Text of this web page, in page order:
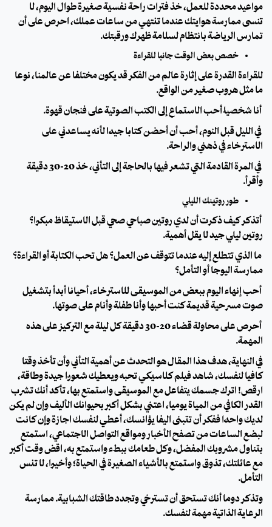
مواعيد محددة للعمل، خذ فترات راحة نفسية صغيرة طوال اليوم، لا
تنسى ممارسة هوايتك عندما تنتهي من ساعات عملك، احرص على أن
تمارس الرياضة بانتظام لسلامة ظهرك ورقبتك.
خصص بعض الوقت جانبًا للقراءة
للقراءة القدرة على إثارة عالم من الفكر قد يكون مختلفًا عن عالمنا، نوعًا
ما مثل هروب صغير من الواقع.
أنا شخصياً أحب الاستماع إلى الكتب الصوتية على فنجان قهوة.
في الليل قبل النوم، أحب أن أحضن كتابًا جيدًا لأنه يساعدني على
الاسترخاء في ذهني والراحة.
في المرة القادمة التي تشعر فيها بالحاجة إلى التأني، خذ 20-30 دقيقة
وأقرأ.
طور روتينك الليلي
أتذكر كيف ذكرت أن لدي روتين صباحي صحي قبل الاستيقاظ مبكرًا؟
روتين ليلي جيد لا يقل أهمية.
ما الذي تتطلع إليه عندما تتوقف عن العمل؟ هل تحب الكتابة أو القراءة؟
ممارسة اليوجا أو التأمل؟
أحب إنهاء اليوم ببعض من الموسيقى للاسترخاء، أحيانًا أبدأ بتشغيل
صوت مسرحية قديمة كنت أحبها وأنا طفلة وأنام على صوتها.
أحرص على محاولة قضاء 20-30 دقيقة كل ليلة مع التركيز على هذه
المهمة.
في النهاية، هدف هذا المقال هو التحدث عن أهمية التأني وأن تأخذ وقتًا
كافيًا لنفسك، شاهد فيلم كلاسيكي تحبه ويعطيك شعورًا جيدة وطاقة،
ارقص! اترك جسمك يتفاعل مع الموسيقى واستمتع بها، تأكد أنك تشرب
القدر الكافي من المياة يوميًا، اعتني بشكل أكبر بحيوانك الأليف وإن لم يكن
لديك واحدًا ففكر أن تتبنى اليفًا يؤانسك، أعطي لنفسك اجازة وإن كانت
لبضع الساعات من تصفح الأخبار ومواقع التواصل الاجتماعي، استمتع
بتناول مشروبك المفضل، وكل طعامك ببطء واستمتع به، اقض وقت أكبر
مع عائلتك، تذوق واستمتع بالأشياء الصغيرة في الحياة؛ وأخيرًا، لا تنس
التأمل.
وتذكر دومًا أنك تستحق أن تسترخي وتجدد طاقتك الشبابية. ممارسة
الرعاية الذاتية مهمة لنفسك.